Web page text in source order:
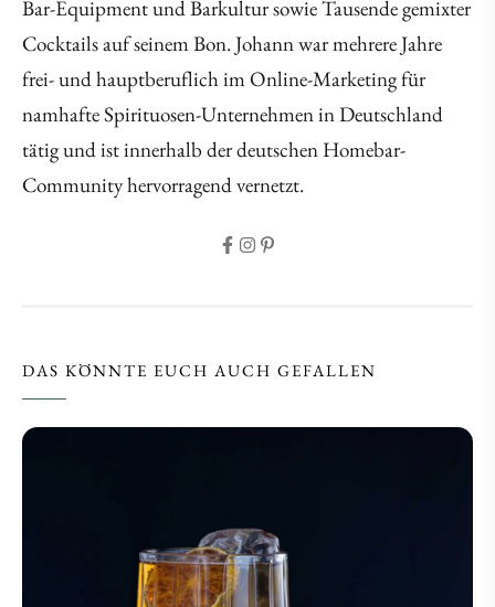
Bar-Equipment und Barkultur sowie Tausende gemixter
Cocktails auf seinem Bon. Johann war mehrere Jahre
frei- und hauptberuflich im Online-Marketing für
namhafte Spirituosen-Unternehmen in Deutschland
tätig und ist innerhalb der deutschen Homebar-
Community hervorragend vernetzt.
DAS KÖNNTE EUCH AUCH GEFALLEN